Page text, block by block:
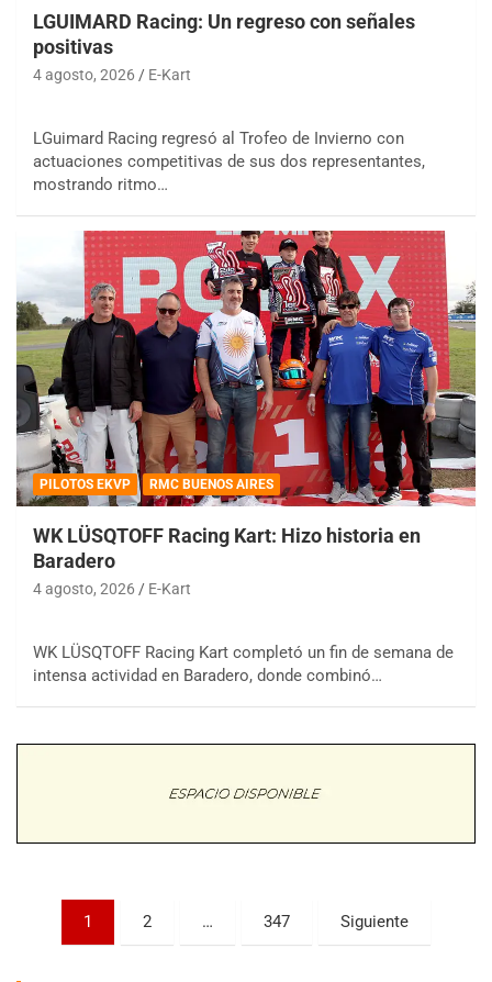
LGUIMARD Racing: Un regreso con señales
positivas
4 agosto, 2026 E-Kart
LGuimard Racing regresó al Trofeo de Invierno con
actuaciones competitivas de sus dos representantes,
mostrando ritmo…
PILOTOS EKVP RMC BUENOS AIRES
WK LÜSQTOFF Racing Kart: Hizo historia en
Baradero
4 agosto, 2026 E-Kart
WK LÜSQTOFF Racing Kart completó un fin de semana de
intensa actividad en Baradero, donde combinó…
Paginación
1 2 … 347 Siguiente
COBERTURA ESPECIAL DE E-KART.COM.AR
08/09-AGO
Trenque Lauquen (Buenos Aires)
Villaguay (Entre Ríos)